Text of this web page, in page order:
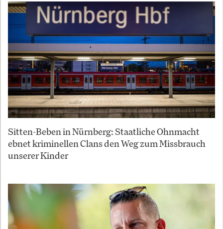
Sitten-Beben in Nürnberg: Staatliche Ohnmacht
ebnet kriminellen Clans den Weg zum Missbrauch
unserer Kinder